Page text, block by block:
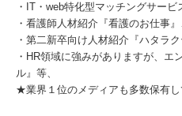
・IT・web特化型マッチングサービ
・看護師人材紹介『看護のお仕事』
・第二新卒向け人材紹介『ハタラク
・HR領域に強みがありますが、エ
ル』等、
★業界１位のメディアも多数保有し